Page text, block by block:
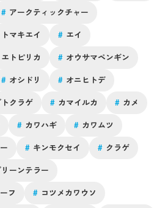
# アークティックチャー
マキエイ # エイ
エトピリカ # オウサマペンギン
# オシドリ # オニヒトデ
クラゲ # カマイルカ # カメ
# カワハギ # カワムツ
# キンモクセイ # クラゲ
リーンテラー
フ # コツメカワウソ